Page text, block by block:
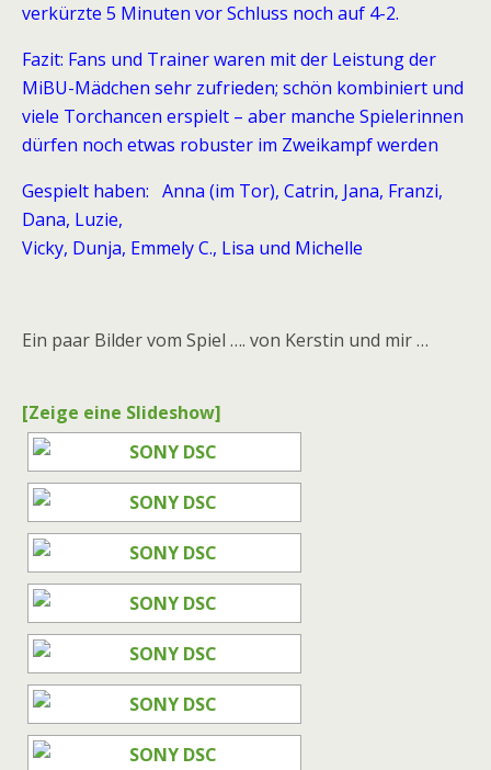
verkürzte 5 Minuten vor Schluss noch auf 4-2.
Fazit: Fans und Trainer waren mit der Leistung der
MiBU-Mädchen sehr zufrieden; schön kombiniert und
viele Torchancen erspielt – aber manche Spielerinnen
dürfen noch etwas robuster im Zweikampf werden
Gespielt haben: Anna (im Tor), Catrin, Jana, Franzi,
Dana, Luzie,
Vicky, Dunja, Emmely C., Lisa und Michelle
Ein paar Bilder vom Spiel …. von Kerstin und mir …
[Zeige eine Slideshow]